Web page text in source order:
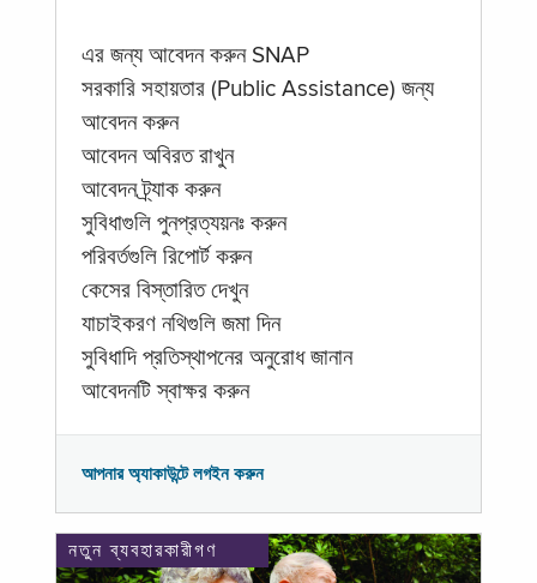
এর জন্য আবেদন করুন SNAP
সরকারি সহায়তার (Public Assistance) জন্য
আবেদন করুন
আবেদন অবিরত রাখুন
আবেদন ট্র্যাক করুন
সুবিধাগুলি পুনপ্রত্যয়নঃ করুন
পরিবর্তগুলি রিপোর্ট করুন
কেসের বিস্তারিত দেখুন
যাচাইকরণ নথিগুলি জমা দিন
সুবিধাদি প্রতিস্থাপনের অনুরোধ জানান
আবেদনটি স্বাক্ষর করুন
আপনার অ্যাকাউন্টে লগইন করুন
নতুন ব্যবহারকারীগণ